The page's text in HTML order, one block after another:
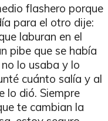
flashero porque
para el otro dije:
laburan en el
pibe que se había
lo usaba y lo
cuánto salía y al
lo dió. Siempre
te cambian la